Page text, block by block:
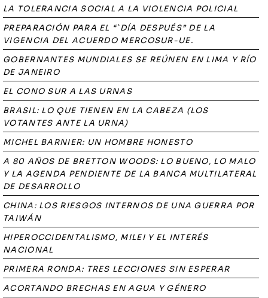
LA TOLERANCIA SOCIAL A LA VIOLENCIA POLICIAL
PREPARACIÓN PARA EL “`DÍA DESPUÉS” DE LA
VIGENCIA DEL ACUERDO MERCOSUR-UE.
GOBERNANTES MUNDIALES SE REÚNEN EN LIMA Y RÍO
DE JANEIRO
EL CONO SUR A LAS URNAS
BRASIL: LO QUE TIENEN EN LA CABEZA (LOS
VOTANTES ANTE LA URNA)
MICHEL BARNIER: UN HOMBRE HONESTO
A 80 AÑOS DE BRETTON WOODS: LO BUENO, LO MALO
Y LA AGENDA PENDIENTE DE LA BANCA MULTILATERAL
DE DESARROLLO
CHINA: LOS RIESGOS INTERNOS DE UNA GUERRA POR
TAIWÁN
HIPEROCCIDENTALISMO, MILEI Y EL INTERÉS
NACIONAL
PRIMERA RONDA: TRES LECCIONES SIN ESPERAR
ACORTANDO BRECHAS EN AGUA Y GÉNERO